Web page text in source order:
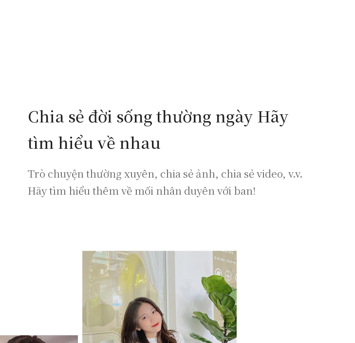
Chia sẻ đời sống thường ngày Hãy
tìm hiểu về nhau
Trò chuyện thường xuyên, chia sẻ ảnh, chia sẻ video, v.v.
Hãy tìm hiểu thêm về mối nhân duyên với ban!